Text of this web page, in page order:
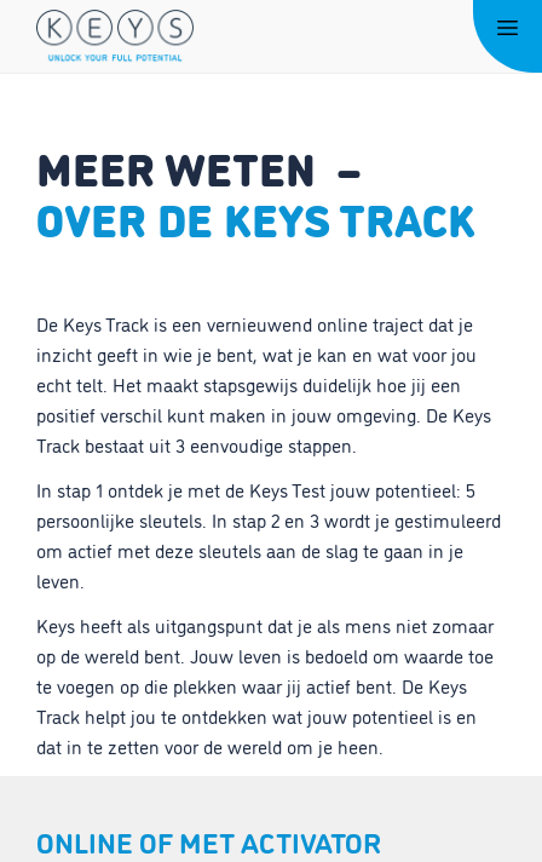
MEER WETEN –
OVER DE KEYS TRACK
De Keys Track is een vernieuwend online traject dat je
inzicht geeft in wie je bent, wat je kan en wat voor jou
echt telt. Het maakt stapsgewijs duidelijk hoe jij een
positief verschil kunt maken in jouw omgeving. De Keys
Track bestaat uit 3 eenvoudige stappen.
In stap 1 ontdek je met de Keys Test jouw potentieel: 5
persoonlijke sleutels. In stap 2 en 3 wordt je gestimuleerd
om actief met deze sleutels aan de slag te gaan in je
leven.
Keys heeft als uitgangspunt dat je als mens niet zomaar
op de wereld bent. Jouw leven is bedoeld om waarde toe
te voegen op die plekken waar jij actief bent. De Keys
Track helpt jou te ontdekken wat jouw potentieel is en
dat in te zetten voor de wereld om je heen.
ONLINE OF MET ACTIVATOR